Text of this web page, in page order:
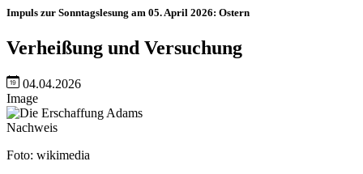
Impuls zur Sonntagslesung am 05. April 2026: Ostern
Verheißung und Versuchung
04.04.2026
Image
Nachweis
Foto: wikimedia